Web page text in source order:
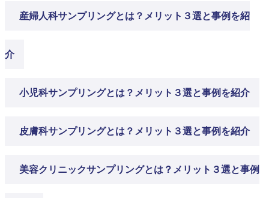
産婦人科サンプリングとは？メリット３選と事例を紹
介
小児科サンプリングとは？メリット３選と事例を紹介
皮膚科サンプリングとは？メリット３選と事例を紹介
美容クリニックサンプリングとは？メリット３選と事例